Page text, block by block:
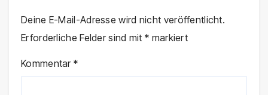
Deine E-Mail-Adresse wird nicht veröffentlicht.
Erforderliche Felder sind mit* markiert
Kommentar*